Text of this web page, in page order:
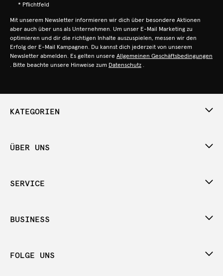
* Pflichtfeld
Mit unserem Newsletter informieren wir dich über besondere Aktionen
aber auch über uns als Unternehmen. Um unser E-Mail Marketing zu
optimieren und dir die richtigen Inhalte auszuspielen, messen wir den
Erfolg der E-Mail Kampagnen. Du kannst dich jederzeit von unserem
Newsletter abmelden. Es gelten unsere Allgemeinen Geschäftsbedingungen
. Bitte beachte unsere Hinweise zum Datenschutz .
KATEGORIEN
ÜBER UNS
SERVICE
BUSINESS
FOLGE UNS